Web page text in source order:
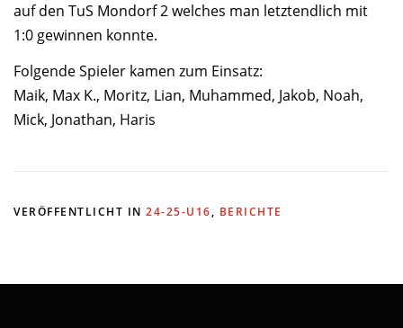
auf den TuS Mondorf 2 welches man letztendlich mit
1:0 gewinnen konnte.
Folgende Spieler kamen zum Einsatz:
Maik, Max K., Moritz, Lian, Muhammed, Jakob, Noah,
Mick, Jonathan, Haris
VERÖFFENTLICHT IN 24-25-U16, BERICHTE